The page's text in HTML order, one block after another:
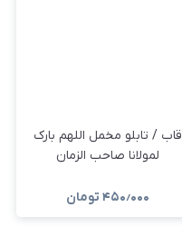
قاب / تابلو مخمل اللهم بارک
لمولانا صاحب الزمان
۴۵۰٫۰۰۰ تومان